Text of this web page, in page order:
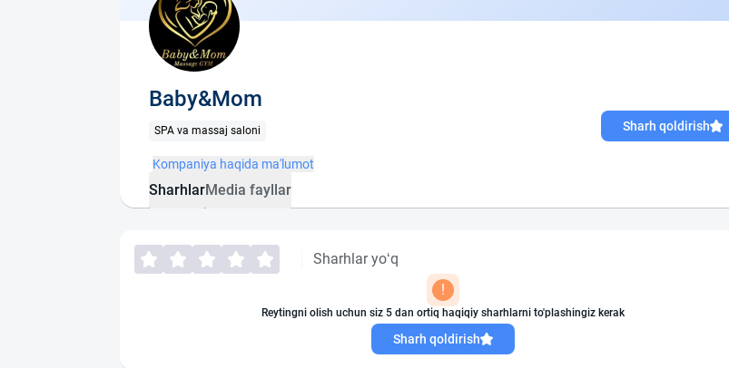
Baby&Mom
SPA va massaj saloni Sharh qoldirish
Kompaniya haqida ma'lumot
SharhlarMedia fayllar
Sharhlar yo‘q
!
Reytingni olish uchun siz 5 dan ortiq haqiqiy sharhlarni to'plashingiz kerak
Sharh qoldirish